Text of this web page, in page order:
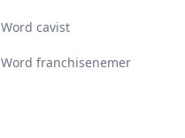
Word cavist
Word franchisenemer